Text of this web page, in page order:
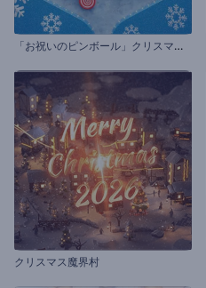
「
お祝いのピンボール」クリスマスのグリーティング
クリスマス魔界村